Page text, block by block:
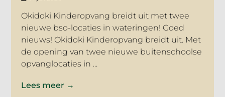
Okidoki Kinderopvang breidt uit met twee
nieuwe bso-locaties in wateringen! Goed
nieuws! Okidoki Kinderopvang breidt uit. Met
de opening van twee nieuwe buitenschoolse
opvanglocaties in ...
Lees meer →